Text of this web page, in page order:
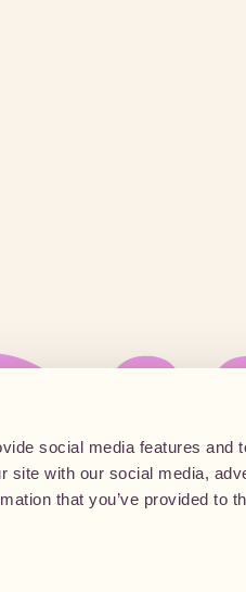
social media features and
site with our social media,
that you’ve provided to